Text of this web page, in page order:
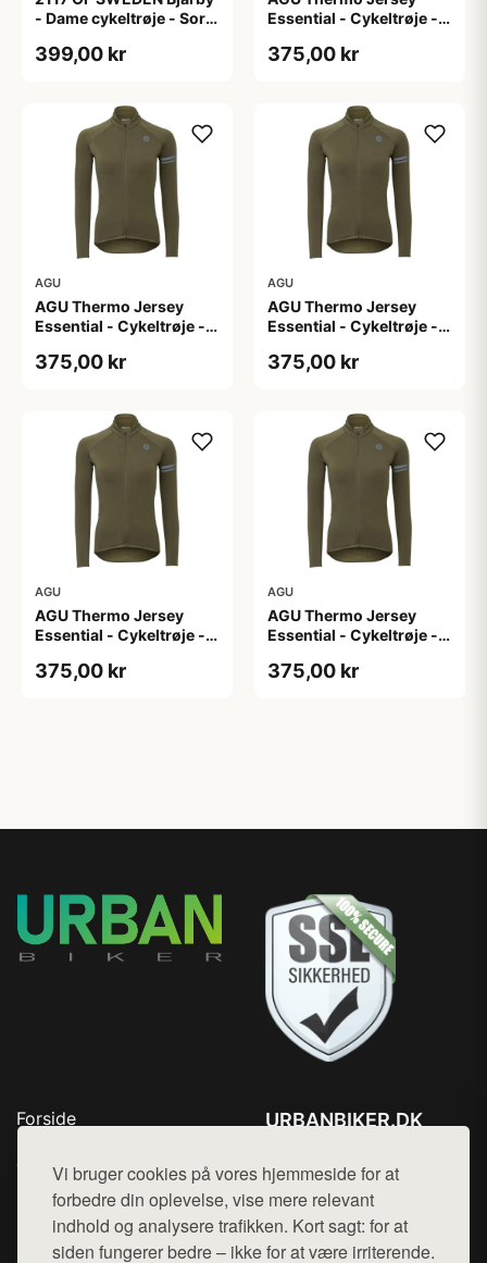
Vi bruger cookies på vores hjemmeside for at
forbedre din oplevelse, vise mere relevant
indhold og analysere trafikken. Kort sagt: for at
siden fungerer bedre – ikke for at være irriterende.
- Dame cykeltrøje - Sort
399,00 kr
Essential - Cykeltrøje -
L
375,00 kr
AGU
AGU Thermo Jersey
Essential - Cykeltrøje -
M
375,00 kr
AGU
AGU Thermo Jersey
Essential - Cykeltrøje -
S
375,00 kr
AGU
AGU Thermo Jersey
Essential - Cykeltrøje -
XL
375,00 kr
AGU
AGU Thermo Jersey
Essential - Cykeltrøje -
XXL
375,00 kr
Forside
Top Rabatter
Blog
Kontakt
URBANBIKER.DK
Mail: hej@want.dk
Cookie- og privatlivspolitik